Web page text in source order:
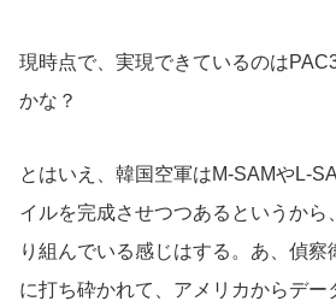
現時点で、実現できているのは
かな？
とはいえ、韓国空軍はM-SAMやL-
イルを完成させつつあるというから
り組んでいる感じはする。あ、偵察
に打ち砕かれて、アメリカからデー